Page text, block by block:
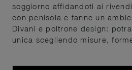
soggiorno affidandoti ai
con penisola e fanne un
Divani e poltrone design:
unica scegliendo misure,